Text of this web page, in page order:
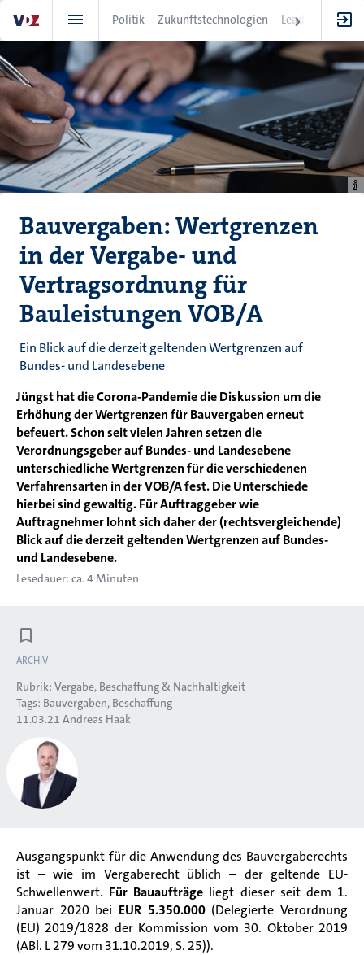
zum
Inhalt
Politik Zukunftstechnologien Leadership
Bauvergaben: Wertgrenzen
in der Vergabe- und
Vertragsordnung für
Bauleistungen VOB/A
Ein Blick auf die derzeit geltenden Wertgrenzen auf
Bundes- und Landesebene
Jüngst hat die Corona-Pandemie die Diskussion um die
Erhöhung der Wertgrenzen für Bauvergaben erneut
befeuert. Schon seit vielen Jahren setzen die
Verordnungsgeber auf Bundes- und Landesebene
unterschiedliche Wertgrenzen für die verschiedenen
Verfahrensarten in der VOB/A fest. Die Unterschiede
hierbei sind gewaltig. Für Auftraggeber wie
Auftragnehmer lohnt sich daher der (rechtsvergleichende)
Blick auf die derzeit geltenden Wertgrenzen auf Bundes-
und Landesebene.
Lesedauer: ca. 4 Minuten
ARCHIV
Rubrik: Vergabe, Beschaffung & Nachhaltigkeit
Tags: Bauvergaben Beschaffung
11.03.21 Andreas Haak
Ausgangspunkt für die Anwendung des Bauvergaberechts
ist – wie im Vergaberecht üblich – der geltende EU-
Schwellenwert. Für Bauaufträge liegt dieser seit dem 1.
Januar 2020 bei EUR 5.350.000(Delegierte Verordnung
(EU) 2019/1828 der Kommission vom 30. Oktober 2019
(ABl. L 279 vom 31.10.2019, S. 25)).